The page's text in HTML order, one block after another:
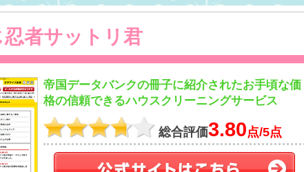
者サットリ君
帝国データバンクの冊子に紹介されたお手頃な価
格の信頼できるハウスクリーニングサービス
総合評価3.80点/5点